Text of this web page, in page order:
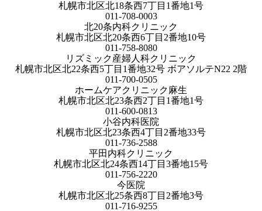
札幌市北区北18条西7丁目1番地1号
011-708-0003
北20条内科クリニック
札幌市北区北20条西6丁目2番地10号
011-758-8080
リズミック産婦人科クリニック
札幌市北区北22条西5丁目1番地32号 ボアソルテN22 2階
011-700-0505
ホームケアクリニック麻生
札幌市北区北23条西2丁目1番地1号
011-600-0813
小谷内科医院
札幌市北区北23条西4丁目2番地33号
011-736-2588
平田内科クリニック
札幌市北区北24条西14丁目3番地15号
011-756-2220
今医院
札幌市北区北25条西8丁目2番地3号
011-716-9255